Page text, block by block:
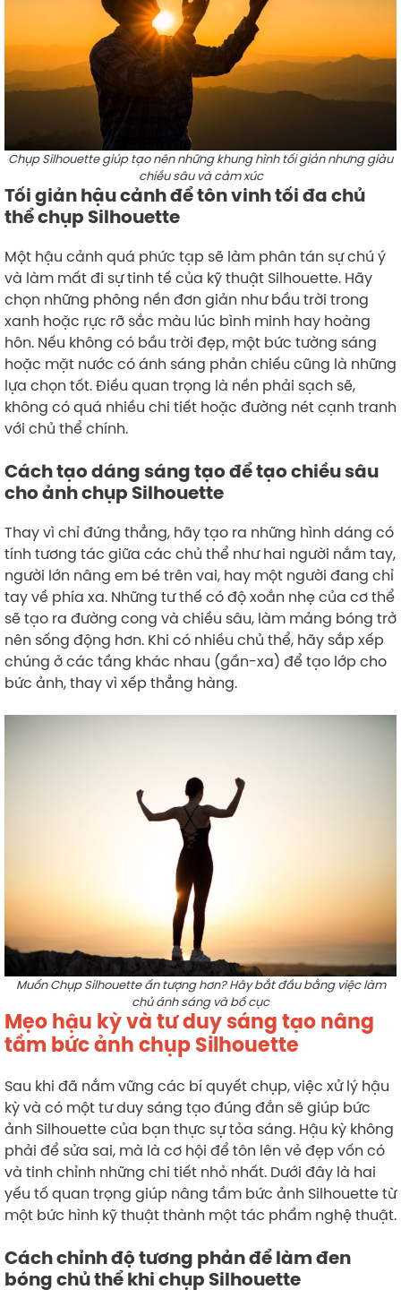
Chụp Silhouette giúp tạo nên những khung hình tối giản nhưng giàu
chiều sâu và cảm xúc
Tối giản hậu cảnh để tôn vinh tối đa chủ
thể chụp Silhouette
Một hậu cảnh quá phức tạp sẽ làm phân tán sự chú ý
và làm mất đi sự tinh tế của kỹ thuật Silhouette. Hãy
chọn những phông nền đơn giản như bầu trời trong
xanh hoặc rực rỡ sắc màu lúc bình minh hay hoàng
hôn. Nếu không có bầu trời đẹp, một bức tường sáng
hoặc mặt nước có ánh sáng phản chiếu cũng là những
lựa chọn tốt. Điều quan trọng là nền phải sạch sẽ,
không có quá nhiều chi tiết hoặc đường nét cạnh tranh
với chủ thể chính.
Cách tạo dáng sáng tạo để tạo chiều sâu
cho ảnh chụp Silhouette
Thay vì chỉ đứng thẳng, hãy tạo ra những hình dáng có
tính tương tác giữa các chủ thể như hai người nắm tay,
người lớn nâng em bé trên vai, hay một người đang chỉ
tay về phía xa. Những tư thế có độ xoắn nhẹ của cơ thể
sẽ tạo ra đường cong và chiều sâu, làm mảng bóng trở
nên sống động hơn. Khi có nhiều chủ thể, hãy sắp xếp
chúng ở các tầng khác nhau (gần-xa) để tạo lớp cho
bức ảnh, thay vì xếp thẳng hàng.
Muốn Chụp Silhouette ấn tượng hơn? Hãy bắt đầu bằng việc làm
chủ ánh sáng và bố cục
Mẹo hậu kỳ và tư duy sáng tạo nâng
tầm bức ảnh chụp Silhouette
Sau khi đã nắm vững các bí quyết chụp, việc xử lý hậu
kỳ và có một tư duy sáng tạo đúng đắn sẽ giúp bức
ảnh Silhouette của bạn thực sự tỏa sáng. Hậu kỳ không
phải để sửa sai, mà là cơ hội để tôn lên vẻ đẹp vốn có
và tinh chỉnh những chi tiết nhỏ nhất. Dưới đây là hai
yếu tố quan trọng giúp nâng tầm bức ảnh Silhouette từ
một bức hình kỹ thuật thành một tác phẩm nghệ thuật.
Cách chỉnh độ tương phản để làm đen
bóng chủ thể khi chụp Silhouette